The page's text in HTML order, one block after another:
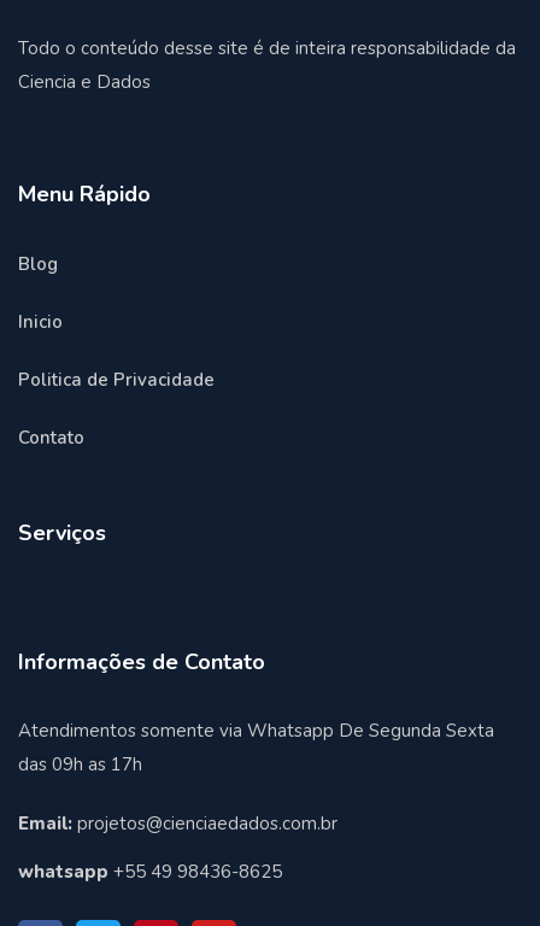
Todo o conteúdo desse site é de inteira responsabilidade da
Ciencia e Dados
Menu Rápido
Blog
Inicio
Politica de Privacidade
Contato
Serviços
Informações de Contato
Atendimentos somente via Whatsapp De Segunda Sexta
das 09h as 17h
Email: projetos@cienciaedados.com.br
whatsapp +55 49 98436-8625